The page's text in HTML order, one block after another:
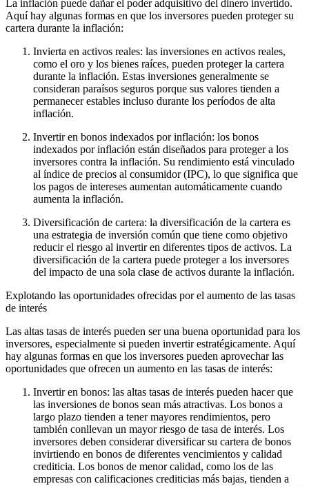
La inflación puede dañar el poder adquisitivo del dinero invertido.
Aquí hay algunas formas en que los inversores pueden proteger su
cartera durante la inflación:
Invierta en activos reales: las inversiones en activos reales,
como el oro y los bienes raíces, pueden proteger la cartera
durante la inflación. Estas inversiones generalmente se
consideran paraísos seguros porque sus valores tienden a
permanecer estables incluso durante los períodos de alta
inflación.
Invertir en bonos indexados por inflación: los bonos
indexados por inflación están diseñados para proteger a los
inversores contra la inflación. Su rendimiento está vinculado
al índice de precios al consumidor (IPC), lo que significa que
los pagos de intereses aumentan automáticamente cuando
aumenta la inflación.
Diversificación de cartera: la diversificación de la cartera es
una estrategia de inversión común que tiene como objetivo
reducir el riesgo al invertir en diferentes tipos de activos. La
diversificación de la cartera puede proteger a los inversores
del impacto de una sola clase de activos durante la inflación.
Explotando las oportunidades ofrecidas por el aumento de las tasas
de interés
Las altas tasas de interés pueden ser una buena oportunidad para los
inversores, especialmente si pueden invertir estratégicamente. Aquí
hay algunas formas en que los inversores pueden aprovechar las
oportunidades que ofrecen un aumento en las tasas de interés:
Invertir en bonos: las altas tasas de interés pueden hacer que
las inversiones de bonos sean más atractivas. Los bonos a
largo plazo tienden a tener mayores rendimientos, pero
también conllevan un mayor riesgo de tasa de interés. Los
inversores deben considerar diversificar su cartera de bonos
invirtiendo en bonos de diferentes vencimientos y calidad
crediticia. Los bonos de menor calidad, como los de las
empresas con calificaciones crediticias más bajas, tienden a